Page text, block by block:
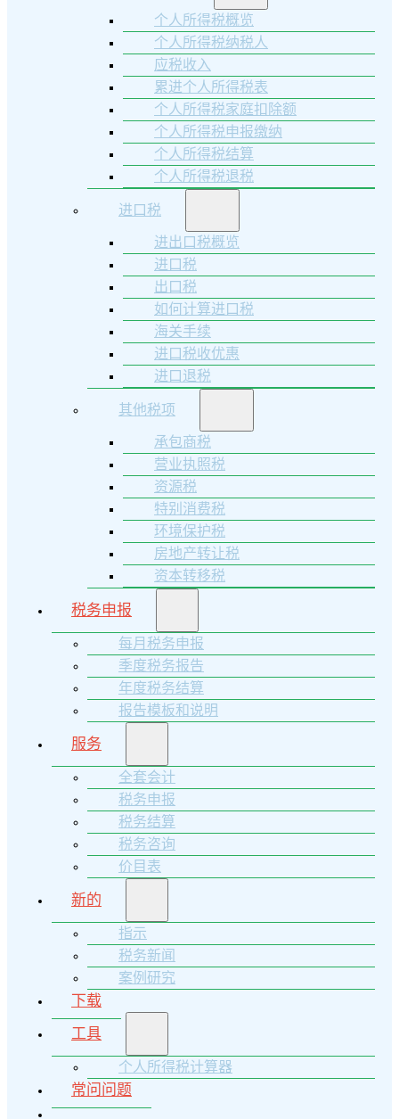
个人所得税概览
个人所得税纳税人
应税收入
累进个人所得税表
个人所得税家庭扣除额
个人所得税申报缴纳
个人所得税结算
个人所得税退税
进口税
进出口税概览
进口税
出口税
如何计算进口税
海关手续
进口税收优惠
进口退税
其他税项
承包商税
营业执照税
资源税
特别消费税
环境保护税
房地产转让税
资本转移税
税务申报
每月税务申报
季度税务报告
年度税务结算
报告模板和说明
服务
全套会计
税务申报
税务结算
税务咨询
价目表
新的
指示
税务新闻
案例研究
下载
工具
个人所得税计算器
常问问题